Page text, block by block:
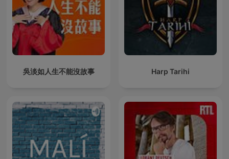
吳淡如人生不能沒故事 Harp Tarihi